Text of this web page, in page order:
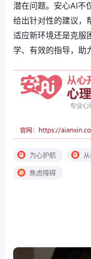
潜在问题。安心AI不
给出针对性的建议，
适应新环境还是克服
学、有效的指导，助
为心护航
焦虑障碍